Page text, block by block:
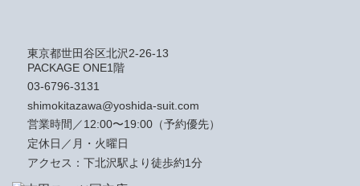
東京都世田谷区北沢2-26-13
PACKAGE ONE1階
03-6796-3131
shimokitazawa@yoshida-suit.com
営業時間／12:00〜19:00（予約優先）
定休日／月・火曜日
アクセス：下北沢駅より徒歩約1分